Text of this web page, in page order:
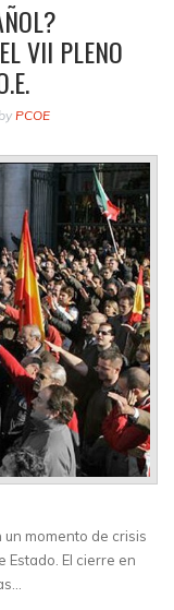
VII PLENO
by PCOE
momento de crisis
Estado. El cierre en